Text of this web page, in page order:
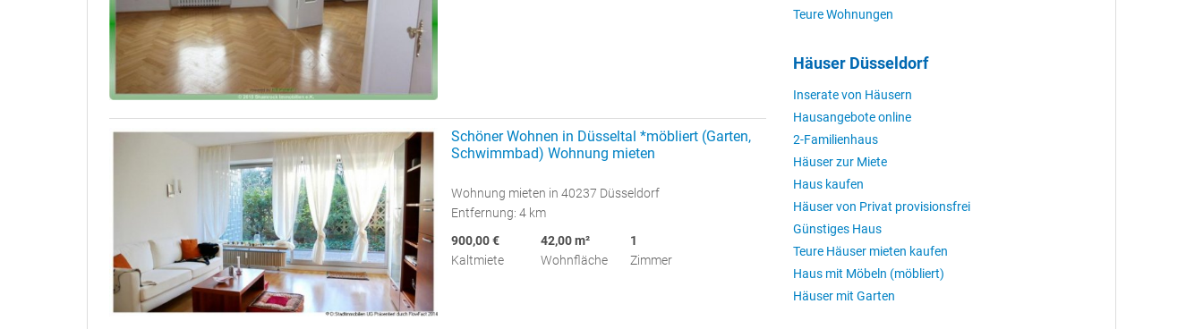
Schöner Wohnen in Düsseltal *möbliert (Garten,
Schwimmbad) Wohnung mieten
Wohnung mieten in 40237 Düsseldorf
Entfernung: 4 km
900,00 €
Kaltmiete
42,00 m²
Wohnfläche
1
Zimmer
Teure Wohnungen
Häuser Düsseldorf
Inserate von Häusern
Hausangebote online
2-Familienhaus
Häuser zur Miete
Haus kaufen
Häuser von Privat provisionsfrei
Günstiges Haus
Teure Häuser mieten kaufen
Haus mit Möbeln (möbliert)
Häuser mit Garten